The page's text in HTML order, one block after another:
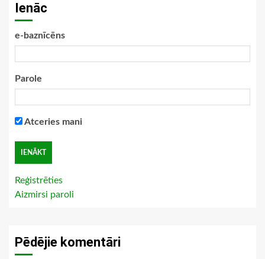
Ienāc
e-baznīcēns
Parole
Atceries mani
Reģistrēties
Aizmirsi paroli
Pēdējie komentāri